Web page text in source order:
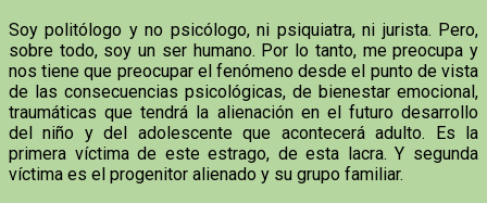
Soy politólogo y no psicólogo, ni psiquiatra, ni jurista. Pero,
sobre todo, soy un ser humano. Por lo tanto, me preocupa y
nos tiene que preocupar el fenómeno desde el punto de vista
de las consecuencias psicológicas, de bienestar emocional,
traumáticas que tendrá la alienación en el futuro desarrollo
del niño y del adolescente que acontecerá adulto. Es la
primera víctima de este estrago, de esta lacra. Y segunda
víctima es el progenitor alienado y su grupo familiar.